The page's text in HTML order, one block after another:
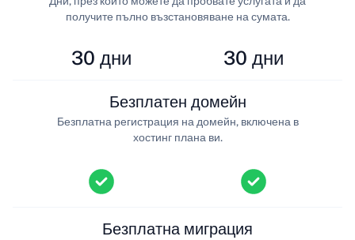
30 дни
получите пълно възстановяване на сумата.
30 дни
Безплатен домейн
Безплатна регистрация на домейн, включена в
хостинг плана ви.
Безплатна миграция